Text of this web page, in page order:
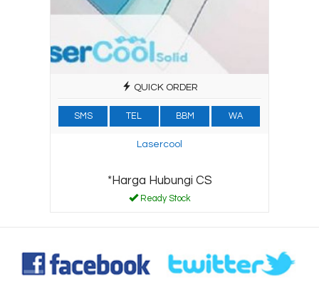
QUICK ORDER
SMS TEL BBM WA
Lasercool
*Harga Hubungi CS
Ready Stock